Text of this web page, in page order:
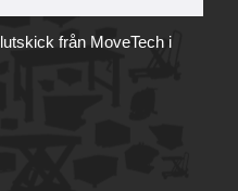
från MoveTech i